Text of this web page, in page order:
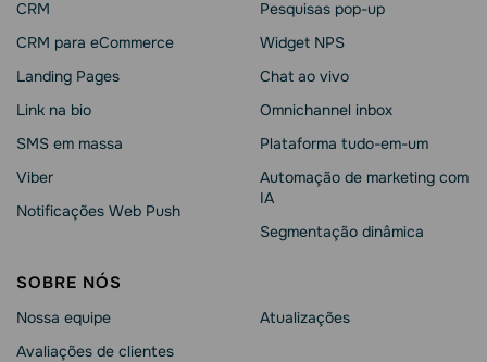
CRM
CRM para eCommerce
Landing Pages
Link na bio
SMS em massa
Viber
Notificações Web Push
Pesquisas pop-up
Widget NPS
Chat ao vivo
Omnichannel inbox
Plataforma tudo-em-um
Automação de marketing com
IA
Segmentação dinâmica
SOBRE NÓS
Nossa equipe
Avaliações de clientes
Atualizações